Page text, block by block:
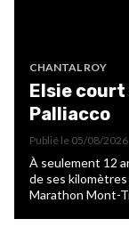
CHANTAL ROY
Elsie
Palliacco
Publié le 05/08/2026
À seulement 12
de ses
Marathon Mont-